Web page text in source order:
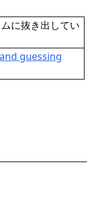
に抜き出してい
guessing